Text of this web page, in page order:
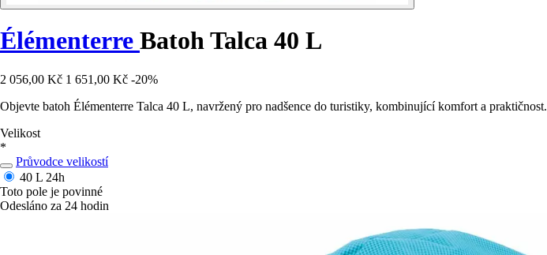
Élémenterre Batoh Talca 40 L
2 056,00 Kč 1 651,00 Kč -20%
Objevte batoh Élémenterre Talca 40 L, navržený pro nadšence do turistiky, kombinující komfort a praktičnost.
Velikost
*
Průvodce velikostí
40 L 24h
Toto pole je povinné
Odesláno za 24 hodin